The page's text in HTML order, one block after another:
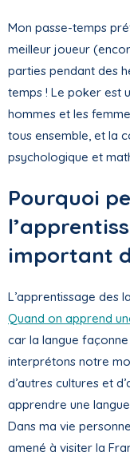
Mon passe-temps
meilleur joueur
parties pendant des
temps ! Le poker est
hommes et les
tous ensemble, et la
psychologique et
Pourquoi
important
L’apprentissage des
Quand on apprend
car la langue
interprétons notre
d’autres cultures et
apprendre une
Dans ma vie
amené à visiter la